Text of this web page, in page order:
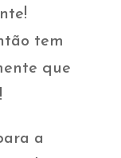
tem
que
a